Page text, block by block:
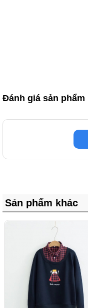
Đánh giá sản phẩm
Sản phẩm khác